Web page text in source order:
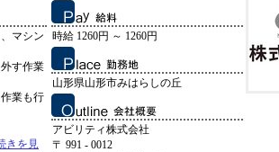
マシン
す作業
業も行
きを見
時給 1260円 ～ 1260円
山形県山形市みはらしの丘
アビリティ株式会社
〒 991 - 0012